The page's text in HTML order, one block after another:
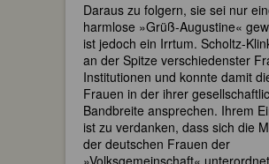
Daraus zu folgern, sie sei nur
harmlose »Grüß-Augustine«
ist jedoch ein Irrtum. Scholtz-
an der Spitze verschiedenster
Institutionen und konnte damit
Frauen in der ihrer
Bandbreite ansprechen. Ihrem
ist zu verdanken, dass sich die
der deutschen Frauen der
»Volksgemeinschaft«